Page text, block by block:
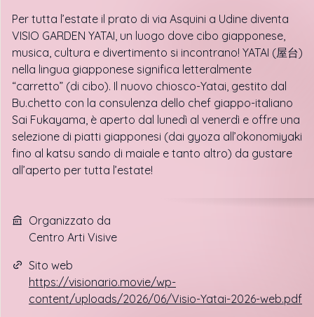
Per tutta l’estate il prato di via Asquini a Udine diventa
VISIO GARDEN YATAI, un luogo dove cibo giapponese,
musica, cultura e divertimento si incontrano! YATAI (屋台)
nella lingua giapponese significa letteralmente
“carretto” (di cibo). Il nuovo chiosco-Yatai, gestito dal
Bu.chetto con la consulenza dello chef giappo-italiano
Sai Fukayama, è aperto dal lunedì al venerdì e offre una
selezione di piatti giapponesi (dai gyoza all’okonomiyaki
fino al katsu sando di maiale e tanto altro) da gustare
all’aperto per tutta l’estate!
Organizzato da
Centro Arti Visive
Sito web
https://visionario.movie/wp-
content/uploads/2026/06/Visio-Yatai-2026-web.pdf